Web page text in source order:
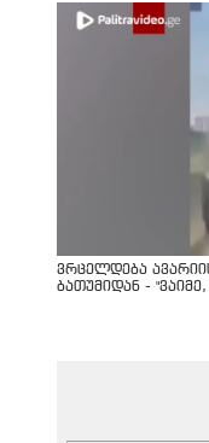
ვრცელდება
ბათუმიდან -